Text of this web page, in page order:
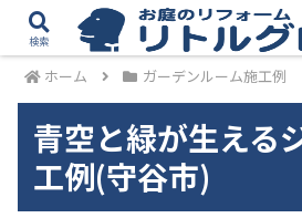
ホーム ガーデンルーム施工例
青空と緑が生える
工例(守谷市)
検索